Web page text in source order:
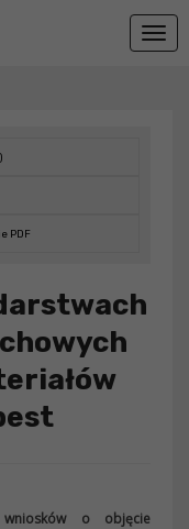
PDF
wniosków o objęcie